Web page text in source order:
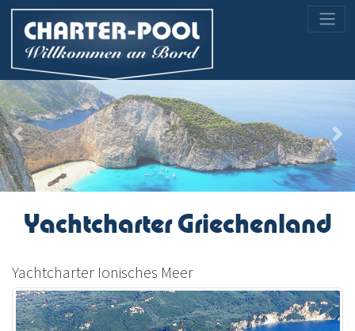
Previous Next
Yachtcharter Griechenland
Yachtcharter Ionisches Meer